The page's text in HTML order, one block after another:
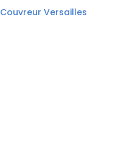
Couvreur Versailles